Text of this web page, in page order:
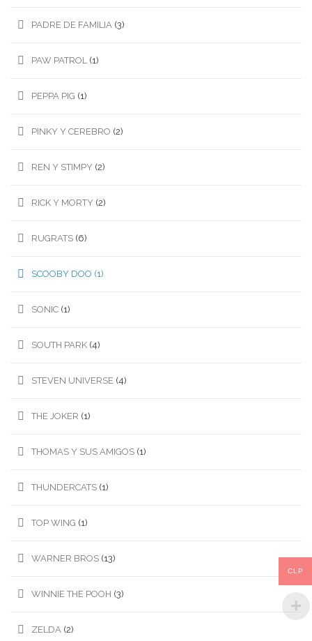
PADRE DE FAMILIA (3)
PAW PATROL (1)
PEPPA PIG (1)
PINKY Y CEREBRO (2)
REN Y STIMPY (2)
RICK Y MORTY (2)
RUGRATS (6)
SCOOBY DOO (1)
SONIC (1)
SOUTH PARK (4)
STEVEN UNIVERSE (4)
THE JOKER (1)
THOMAS Y SUS AMIGOS (1)
THUNDERCATS (1)
TOP WING (1)
WARNER BROS (13)
WINNIE THE POOH (3)
ZELDA (2)
CLP